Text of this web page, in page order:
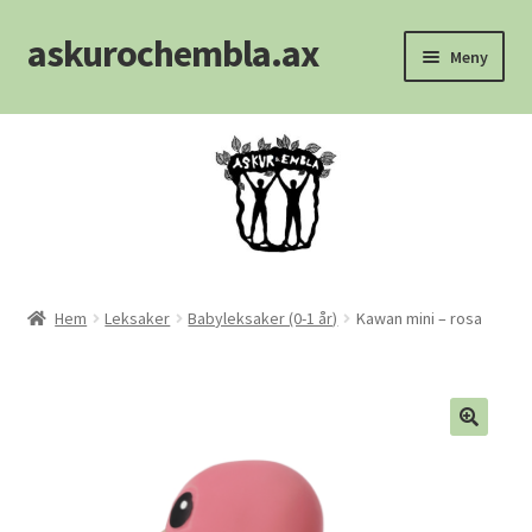
Hoppa
till
Hoppa
till
askurochembla.ax Meny
Hem
Hem Leksaker Babyleksaker (0-1 år) Kawan mini – rosa